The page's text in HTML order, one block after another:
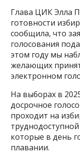
Глава ЦИК Элла
готовности
сообщила, что
голосования
этом году мы
желающих
электронном
На выборах в
досрочное
проходит на
которые в день
плавании.